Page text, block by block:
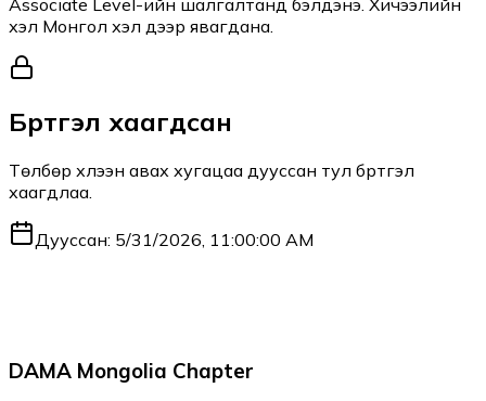
хэл Монгол хэл дээр явагдана.
Бүртгэл хаагдсан
Төлбөр хүлээн авах хугацаа дууссан тул бүртгэл
хаагдлаа.
Дууссан: 5/31/2026, 11:00:00 AM
DAMA Mongolia Chapter